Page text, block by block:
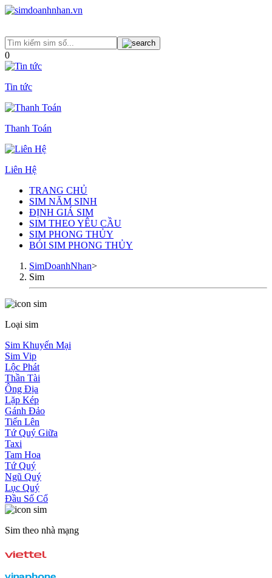
0
Tin tức
Thanh Toán
Liên Hệ
TRANG CHỦ
SIM NĂM SINH
ĐỊNH GIÁ SIM
SIM THEO YÊU CẦU
SIM PHONG THỦY
BÓI SIM PHONG THỦY
SimDoanhNhan>
Sim
Loại sim
Sim Khuyến Mại
Sim Vip
Lộc Phát
Thần Tài
Ông Địa
Lặp Kép
Gánh Đảo
Tiến Lên
Tứ Quý Giữa
Taxi
Tam Hoa
Tứ Quý
Ngũ Quý
Lục Quý
Đầu Số Cổ
Sim theo nhà mạng